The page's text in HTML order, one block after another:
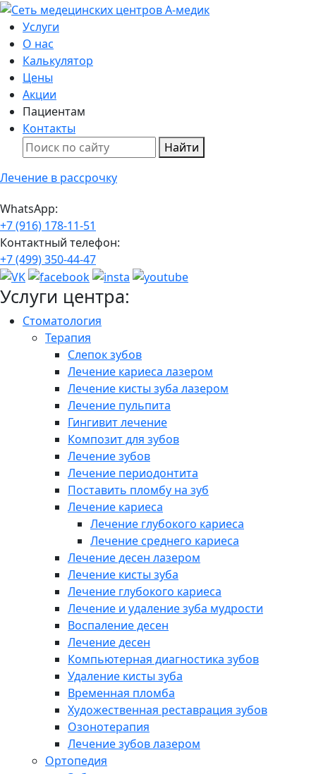
Услуги
О нас
Калькулятор
Цены
Акции
Пациентам
Контакты
Найти
Лечение в рассрочку
WhatsApp:
+7 (916) 178-11-51
Контактный телефон:
+7 (499) 350-44-47
Услуги центра:
Cтоматология
Терапия
Слепок зубов
Лечение кариеса лазером
Лечение кисты зуба лазером
Лечение пульпита
Гингивит лечение
Композит для зубов
Лечение зубов
Лечение периодонтита
Поставить пломбу на зуб
Лечение кариеса
Лечение глубокого кариеса
Лечение среднего кариеса
Лечение десен лазером
Лечение кисты зуба
Лечение глубокого кариеса
Лечение и удаление зуба мудрости
Воспаление десен
Лечение десен
Компьютерная диагностика зубов
Удаление кисты зуба
Временная пломба
Художественная реставрация зубов
Озонотерапия
Лечение зубов лазером
Ортопедия